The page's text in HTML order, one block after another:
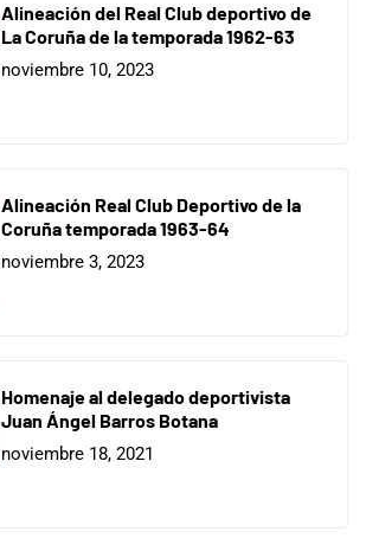
Alineación del Real Club deportivo de
La Coruña de la temporada 1962-63
noviembre 10, 2023
Alineación Real Club Deportivo de la
Coruña temporada 1963-64
noviembre 3, 2023
Homenaje al delegado deportivista
Juan Ángel Barros Botana
noviembre 18, 2021